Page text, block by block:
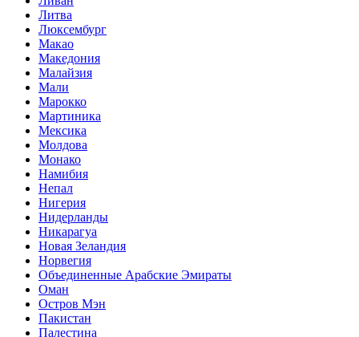
Литва
Люксембург
Макао
Македония
Малайзия
Мали
Марокко
Мартиника
Мексика
Молдова
Монако
Намибия
Непал
Нигерия
Нидерланды
Никарагуа
Новая Зеландия
Норвегия
Объединенные Арабские Эмираты
Оман
Остров Мэн
Пакистан
Палестина